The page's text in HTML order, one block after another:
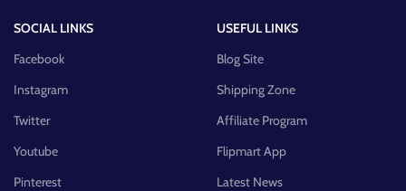
SOCIAL LINKS
Facebook
Instagram
Twitter
Youtube
Pinterest
USEFUL LINKS
Blog Site
Shipping Zone
Affiliate Program
Flipmart App
Latest News